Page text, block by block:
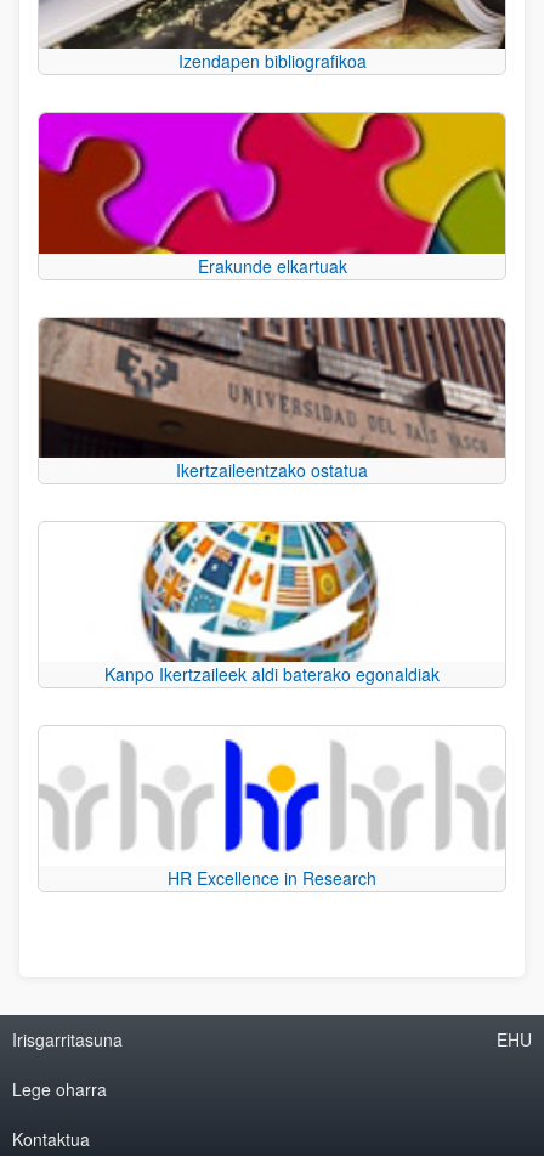
Izendapen bibliografikoa
Erakunde elkartuak
Ikertzaileentzako ostatua
Kanpo Ikertzaileek aldi baterako egonaldiak
HR Excellence in Research
Irisgarritasuna
Lege oharra
Kontaktua
EHU